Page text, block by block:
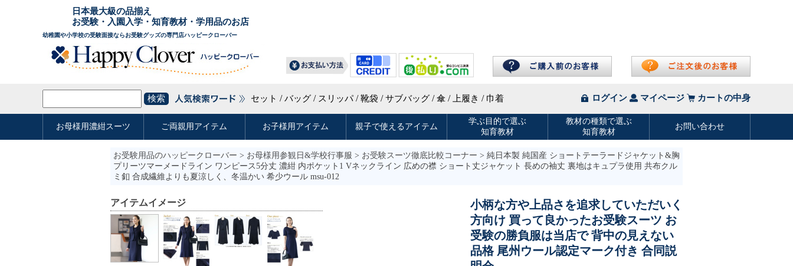
お受験用品のハッピークローバー > お母様用参観日&学校行事服 > お受験スーツ徹底比較コーナー > 純日本製 純国産 ショートテーラードジャケット&胸
プリーツマーメードライン ワンピース5分丈 濃紺 内ポケット1 Vネックライン 広めの襟 ショート丈ジャケット 長めの袖丈 裏地はキュプラ使用 共布クル
ミ釦 合成繊維よりも夏涼しく、冬温かい 希少ウール msu-012
小柄な方や上品さを追求していただいく
方向け 買って良かったお受験スーツ お
受験の勝負服は当店で 背中の見えない
品格 尾州ウール認定マーク付き 合同説
アイテムイメージ